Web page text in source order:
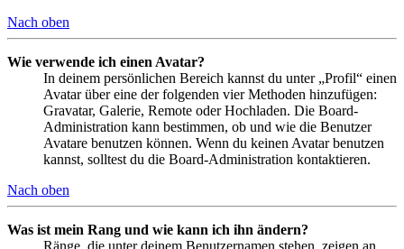
Nach oben
Wie verwende ich einen Avatar?
In deinem persönlichen Bereich kannst du unter „Profil“ einen
Avatar über eine der folgenden vier Methoden hinzufügen:
Gravatar, Galerie, Remote oder Hochladen. Die Board-
Administration kann bestimmen, ob und wie die Benutzer
Avatare benutzen können. Wenn du keinen Avatar benutzen
kannst, solltest du die Board-Administration kontaktieren.
Nach oben
Was ist mein Rang und wie kann ich ihn ändern?
Ränge, die unter deinem Benutzernamen stehen, zeigen an,